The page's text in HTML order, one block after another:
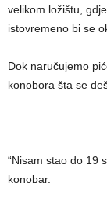
velikom ložištu,
istovremeno bi se
Dok naručujemo
konobora šta se
“Nisam stao do 19
konobar.